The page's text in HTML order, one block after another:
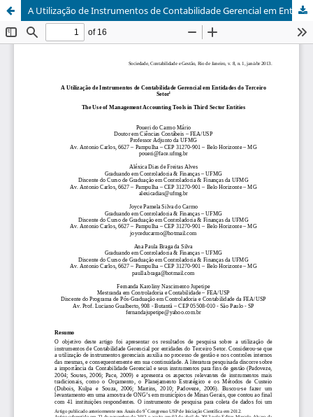
A Utilização de Instrumentos de Contabilidade Gerencial em Entidades do Terceiro Setor